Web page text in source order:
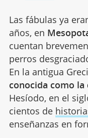
Las fábulas ya
años, en
cuentan
perros
En la antigua
conocida como
Hesíodo, en el
cientos de
enseñanzas en